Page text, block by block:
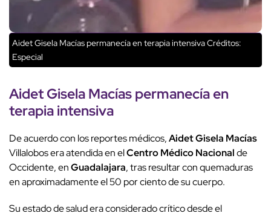
Aidet Gisela Macías permanecía en terapia intensivaCréditos:
Especial
Aidet Gisela Macíaspermanecía en
terapia intensiva
De acuerdo con los reportes médicos,Aidet Gisela Macías
Villalobos era atendida en elCentro Médico Nacionalde
Occidente, enGuadalajara, tras resultar con quemaduras
en aproximadamente el 50 por ciento de su cuerpo.
Su estado de salud era considerado crítico desde el